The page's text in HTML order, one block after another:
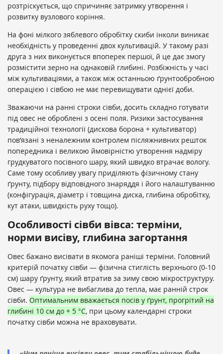
розтріскується, що спричиняє затримку утворення і
розвитку вузлового коріння.
На фоні мілкого зяблевого обробітку скиби інколи виникає
необхідність у проведенні двох культивацій. У такому разі
друга з них виконується впоперек першої, й це дає змогу
розмістити зерно на однаковій глибині. Розбіжність у часі
між культиваціями, а також між останньою ґрунтообробною
операцією і сівбою не має перевищувати однієї доби.
Зважаючи на ранні строки сівби, досить складно готувати
під овес не оброблені з осені поля. Ризики застосування
традиційної технології (дискова борона + культиватор)
пов’язані з неналежним контролем післяжнивних решток
попередника і великою ймовірністю утворення надміру
грудкуватого посівного шару, який швидко втрачає вологу.
Саме тому особливу увагу приділяють фізичному стану
ґрунту, підбору відповідного знаряддя і його налаштуванню
(конфігурація, діаметр і товщина диска, глибина обробітку,
кут атаки, швидкість руху тощо).
Особливості сівби вівса: терміни,
норми висіву, глибина загортання
Овес бажано висівати в якомога раніші терміни. Головний
критерій початку сівби — фізична стиглість верхнього (0-10
см) шару ґрунту, який втратив за зиму свою мікроструктуру.
Овес — культура не вибаглива до тепла, має ранній строк
сівби. Оптимальним вважається посів у ґрунт, прогрітий на
глибині 10 см до + 5 °С, при цьому календарні строки
початку сівби можна не враховувати.